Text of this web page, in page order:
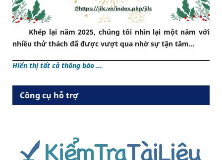
Khép lại năm 2025, chúng tôi nhìn lại một năm với
nhiều thử thách đã được vượt qua nhờ sự tận tâm...
Hiển thị tất cả thông báo ...
Công cụ hỗ trợ